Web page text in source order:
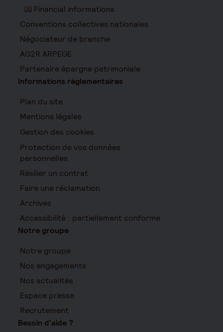
Financial informations
Conventions collectives nationales
Négociateur de branche
AG2R ARPEGE
Partenaire épargne patrimoniale
Informations réglementaires
Plan du site
Mentions légales
Gestion des cookies
Protection de vos données
personnelles
Résilier un contrat
Faire une réclamation
Archives
Accessibilité : partiellement conforme
Notre groupe
Notre groupe
Nos engagements
Nos actualités
Espace presse
Recrutement
Besoin d'aide ?